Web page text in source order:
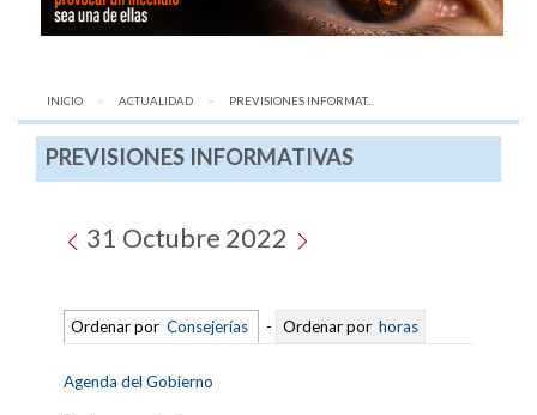
INICIO ACTUALIDAD AQUÍ:
PREVISIONES INFORMAT...
PREVISIONES INFORMATIVAS
31 Octubre 2022
Ordenar por Consejerías - Ordenar por horas
Agenda del Gobierno